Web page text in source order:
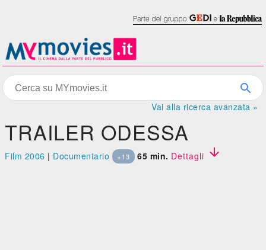
Vai alla ricerca avanzata »
TRAILER ODESSA
Film 2006 | Documentario +13 65 min. Dettagli 